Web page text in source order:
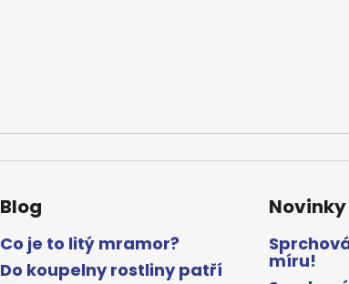
Blog
Co je to litý mramor?
Do koupelny rostliny patří
Novinky
míru!